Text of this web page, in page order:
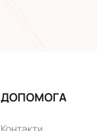
ДОПОМОГА